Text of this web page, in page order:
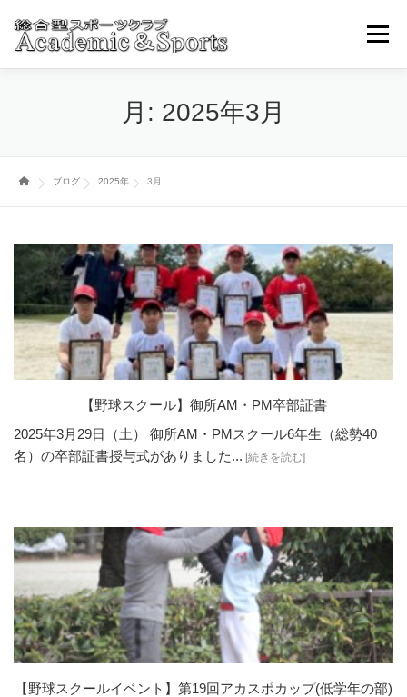
メニュ
アカスポについて スポーツ事業部
月: 2025年3月
ブログ 2025年 3月
【野球スクール】御所AM・PM卒部証書
2025年3月29日（土） 御所AM・PMスクール6年生（総勢40
名）の卒部証書授与式がありました... [続きを読む]
【野球スクールイベント】第19回アカスポカップ(低学年の部)